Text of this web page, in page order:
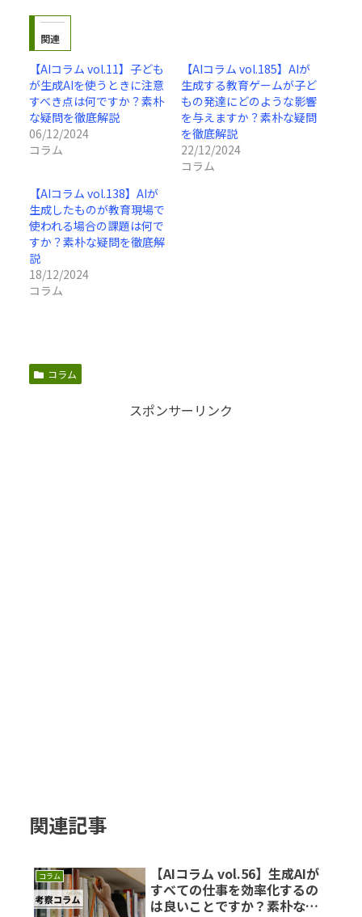
関連
【AIコラム vol.11】子ども
が生成AIを使うときに注意
すべき点は何ですか？素朴
な疑問を徹底解説
06/12/2024
コラム
【AIコラム vol.185】AIが
生成する教育ゲームが子ど
もの発達にどのような影響
を与えますか？素朴な疑問
を徹底解説
22/12/2024
コラム
【AIコラム vol.138】AIが
生成したものが教育現場で
使われる場合の課題は何で
すか？素朴な疑問を徹底解
説
18/12/2024
コラム
コラム
スポンサーリンク
関連記事
コラム
【AIコラム vol.56】生成AIが
すべての仕事を効率化するの
は良いことですか？素朴な疑